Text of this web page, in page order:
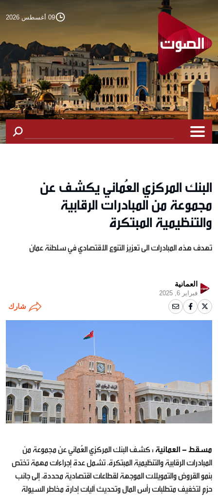
09 أغسطس 2026
البنك المركزي العُماني يكشف عن
مجموعة من المبادرات الرقابية
والتنظيمية المبتكرة
تهدف هذه المبادرات الى تعزيز التنوع الاقتصادي في سلطنة عمان
العمانية
فبراير 6, 2025
شارك
مسقط - العمانية : كشف البنك المركزي العُماني عن مجموعة من
المبادرات الرقابية والتنظيمية المبتكرة، تشمل عدة إجراءات مهمة تختص
بنمو القروض والتمويلات الموجهة لقطاعات اقتصادية محددة، إلى جانب
حزم لتخفيف متطلبات رأس المال وتحديث آليات إدارة مخاطر السيولة